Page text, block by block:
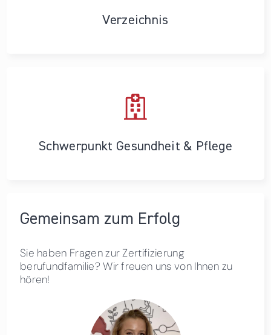
Verzeichnis
Schwerpunkt Gesundheit & Pflege
Gemeinsam zum Erfolg
Sie haben Fragen zur Zertifizierung
berufundfamilie? Wir freuen uns von Ihnen zu
hören!